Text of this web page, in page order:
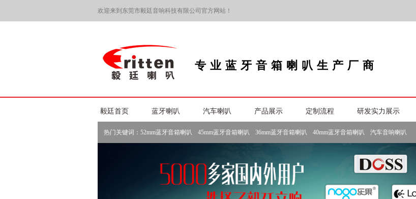
欢迎来到东莞市毅廷音响科技有限公司官方网站！
专业蓝牙音箱喇叭生产厂商
毅廷首页 蓝牙喇叭 汽车喇叭 产品展示 定制流程 研发实力展示
热门关键词： 52mm蓝牙音箱喇叭 45mm蓝牙音箱喇叭 36mm蓝牙音箱喇叭 40mm蓝牙音箱喇叭 汽车音响喇叭